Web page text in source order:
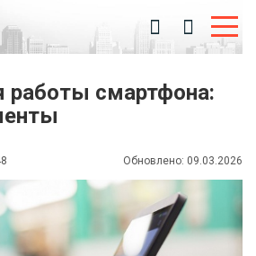
работы смартфона:
Обновлено: 09.03.2026